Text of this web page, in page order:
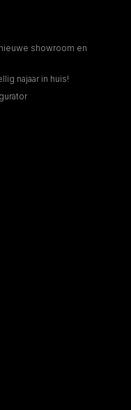
showroom en
najaar in huis!